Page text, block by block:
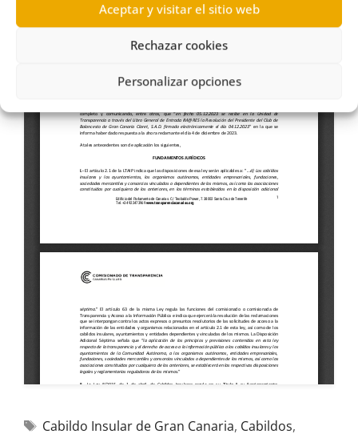
Aceptar y visitar el sitio web
Rechazar cookies
Personalizar opciones
Cabildo Insular de Gran Canaria, Cabildos,